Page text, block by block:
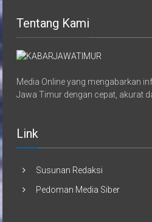
Tentang Kami
Media Online yang mengabarkan
Jawa Timur dengan cepat, akurat
Link
Susunan Redaksi
Pedoman Media Siber